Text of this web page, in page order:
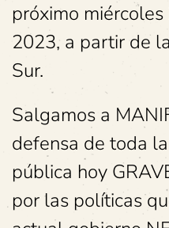
próximo
2023, a partir de
Sur.
Salgamos a
defensa de toda
pública hoy
por las políticas